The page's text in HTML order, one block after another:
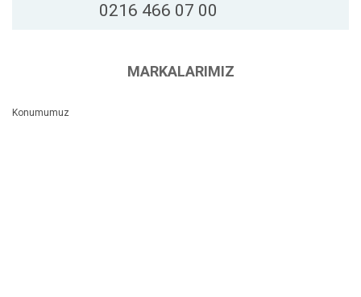
0216 466 07 00
MARKALARIMIZ
Konumumuz